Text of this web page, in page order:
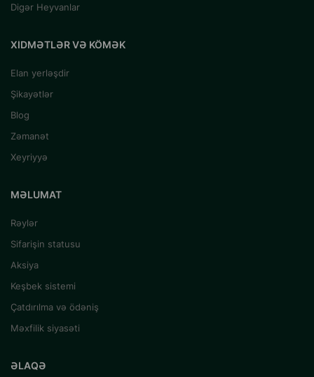
Digər Heyvanlar
XIDMƏTLƏR VƏ KÖMƏK
Elan yerləşdir
Şikayətlər
Blog
Zəmanət
Xeyriyyə
MƏLUMAT
Rəylər
Sifarişin statusu
Aksiya
Keşbek sistemi
Çatdırılma və ödəniş
Məxfilik siyasəti
ƏLAQƏ